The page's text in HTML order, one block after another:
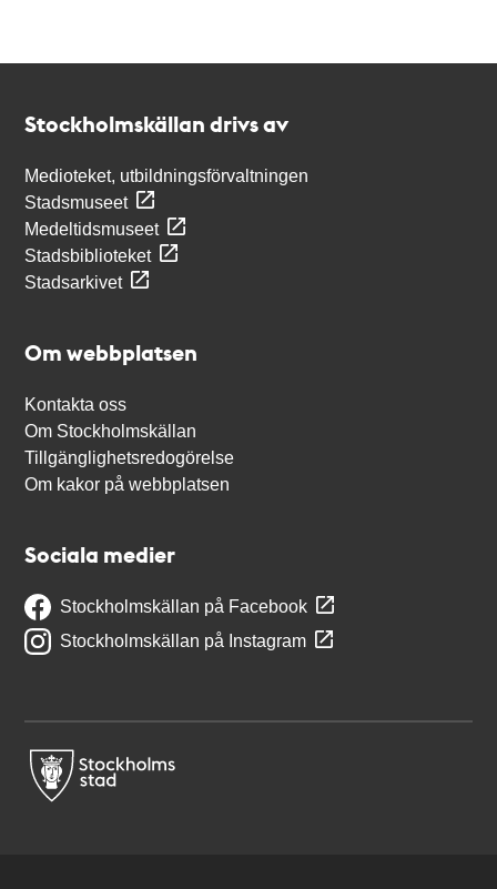
Stockholmskällan drivs av
Medioteket, utbildningsförvaltningen
Stadsmuseet
Medeltidsmuseet
Stadsbiblioteket
Stadsarkivet
Om webbplatsen
Kontakta oss
Om Stockholmskällan
Tillgänglighetsredogörelse
Om kakor på webbplatsen
Sociala medier
Stockholmskällan på Facebook
Stockholmskällan på Instagram